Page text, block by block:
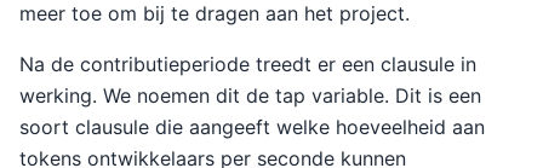
meer toe om bij te dragen aan het project.
Na de contributieperiode treedt er een clausule in
werking. We noemen dit de tap variable. Dit is een
soort clausule die aangeeft welke hoeveelheid aan
tokens ontwikkelaars per seconde kunnen